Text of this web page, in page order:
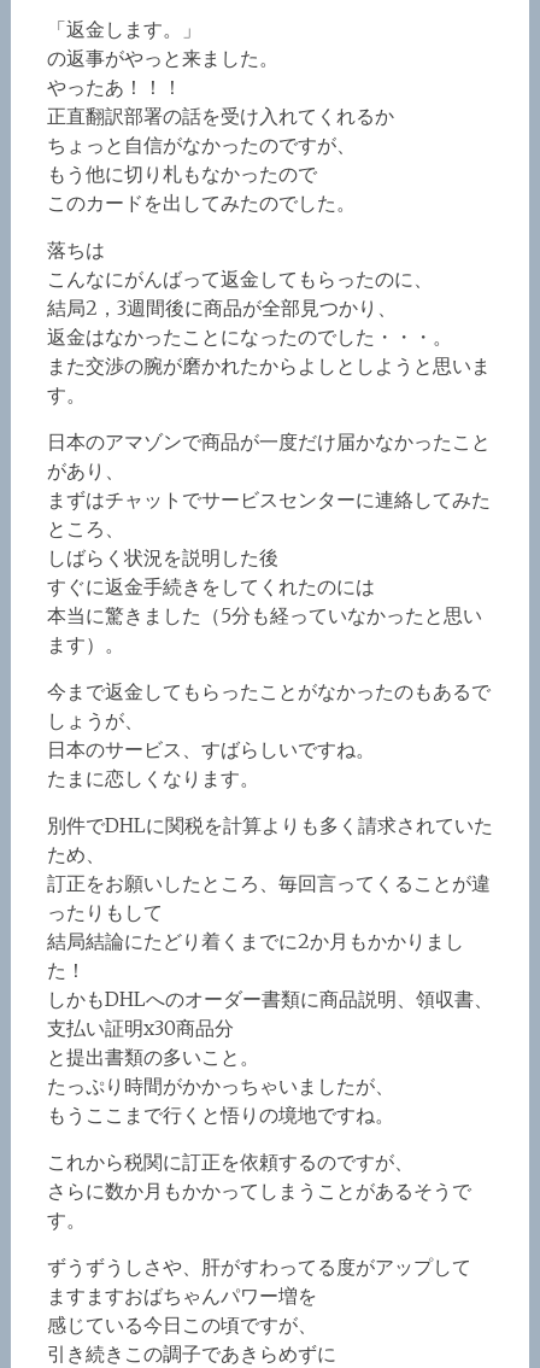
「返金します。」
の返事がやっと来ました。
やったあ！！！
正直翻訳部署の話を受け入れてくれるか
ちょっと自信がなかったのですが、
もう他に切り札もなかったので
このカードを出してみたのでした。
落ちは
こんなにがんばって返金してもらったのに、
結局2，3週間後に商品が全部見つかり、
返金はなかったことになったのでした・・・。
また交渉の腕が磨かれたからよしとしようと思いま
す。
日本のアマゾンで商品が一度だけ届かなかったこと
があり、
まずはチャットでサービスセンターに連絡してみた
ところ、
しばらく状況を説明した後
すぐに返金手続きをしてくれたのには
本当に驚きました（5分も経っていなかったと思い
ます）。
今まで返金してもらったことがなかったのもあるで
しょうが、
日本のサービス、すばらしいですね。
たまに恋しくなります。
別件でDHLに関税を計算よりも多く請求されていた
ため、
訂正をお願いしたところ、毎回言ってくることが違
ったりもして
結局結論にたどり着くまでに2か月もかかりまし
た！
しかもDHLへのオーダー書類に商品説明、領収書、
支払い証明x30商品分
と提出書類の多いこと。
たっぷり時間がかかっちゃいましたが、
もうここまで行くと悟りの境地ですね。
これから税関に訂正を依頼するのですが、
さらに数か月もかかってしまうことがあるそうで
す。
ずうずうしさや、肝がすわってる度がアップして
ますますおばちゃんパワー増を
感じている今日この頃ですが、
引き続きこの調子であきらめずに